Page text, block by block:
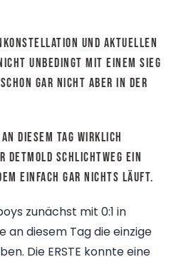
und aktuellen
unbedingt mit einem Sieg
schon gar nicht aber in der
an diesem Tag wirklich
schlichtweg ein
einfach gar nichts läuft.
zunächst mit 0:1 in
an diesem Tag die einzige
Die ERSTE konnte eine